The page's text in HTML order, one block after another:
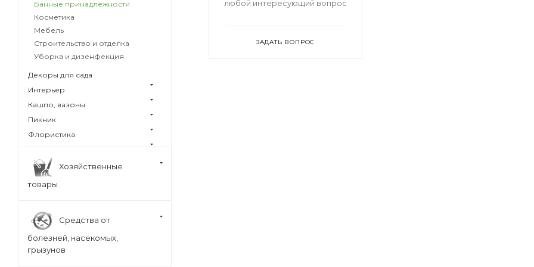
любой интересующий вопрос
ЗАДАТЬ ВОПРОС
Банные принадлежности
Косметика
Мебель
Строительство и отделка
Уборка и дизенфекция
Декоры для сада
Интерьер
Кашпо, вазоны
Пикник
Флористика
Хозяйственные
товары
Средства от
болезней, насекомых,
грызунов